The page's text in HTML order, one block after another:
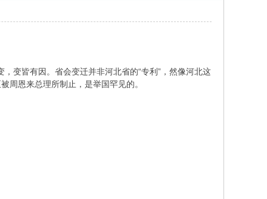
变皆有因。省会变迁并非河北省的“专利”，然像河北这
周恩来总理所制止，是举国罕见的。